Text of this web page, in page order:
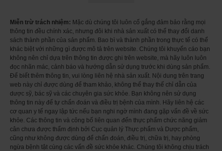
củ nghệ).
Củ nghệ có một lịch sử lâu dài của việc sử dụng ở Ấn Độ và nó
là một gia vị phổ biến được sử dụng trong các món cà ri. Trong
thực tế, việc ăn nhiều bột nghệ ở Ấn Độ được cho là góp phần
duy trì cho sức khỏe và chức năng não (nghiên cứu báo cáo
trong Lim và Singhal.
Theo nhiều công trình nghiên cứu thử nghiệm ở các nước trên
thế giới đã khẳng định từ lâu rằng hoạt chấtCurcumin có tác
dụng huỷ diệt tế bào ung thư vào loại mạnh. Tại Mỹ, Đài Loan,
người ta đã tiến hành thử lâm sàng dùng Curcumin điều trị ung
thư và kết luận: Curcumin có thể kìm hãm sự phát tác của tế
Miễn trừ trách nhiệm: Mặc dù chúng tôi luôn cố gắng đảm bảo rằng mọi
thông tin đều chính xác, nhưng đôi khi nhà sản xuất có thể thay đổi danh
sách thành phần của sản phẩm. Bao bì và thành phần trong thực tế có thể
khác biệt với những gì được mô tả trên website. Chúng tôi khuyến cáo bạn
không nên chỉ dựa trên thông tin được ghi trên website, mà hãy luôn luôn
đọc nhãn mác, cảnh báo và hướng dẫn sử dụng trước khi dùng sản phẩm.
Để biết thêm thông tin, vui lòng liên hệ nhà sản xuất. Nội dung trên trang
web này chỉ được dùng để tham khảo, không thể thay thế chỉ dẫn của
dược sỹ, bác sỹ và các chuyên gia sức khỏe. Bạn không nên sử dụng
thông tin này để tự chẩn đoán và điều trị bệnh của mình. Hãy liên hệ các
cơ quan y tế ngay lập tức nếu bạn nghi ngờ mình đang gặp vấn đề về sức
khỏe. Các thông tin và công bố liên quan đến thực phẩm chức năng giảm
cân chưa được thẩm định bởi Cục quản lý Thực phẩm và Dược phẩm,
cũng như không được dùng để chẩn đoán, điều trị, chữa trị, hay phòng
ngừa bệnh tật cùng các vấn đề sức khỏe khác. Chúng tôi không chịu trách